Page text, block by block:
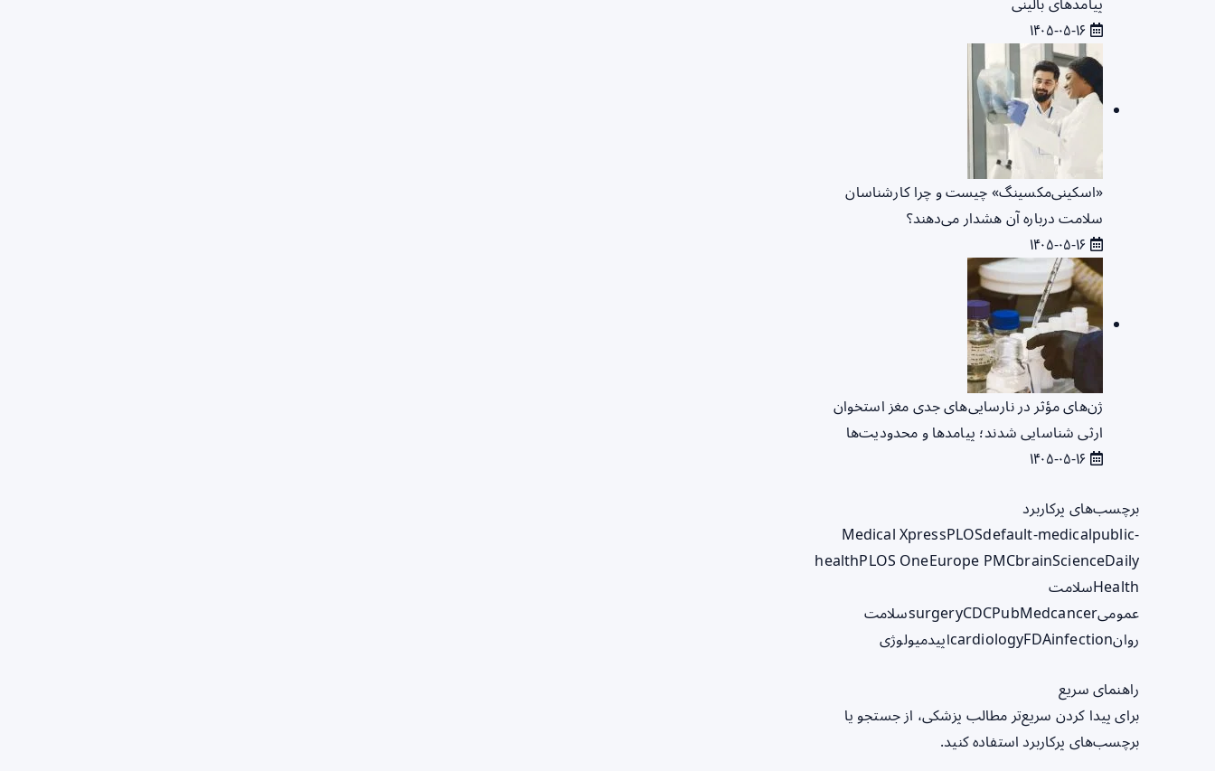
«اسکینی‌مکسینگ» چیست و چرا کارشناسان
سلامت درباره آن هشدار می‌دهند؟
ژن‌های مؤثر در نارسایی‌های جدی مغز استخوان
ارثی شناسایی شدند؛ پیامدها و محدودیت‌ها
برچسب‌های پرکاربرد
Medical XpressPLOSdefault-medicalpublic-
healthPLOS OneEurope PMCbrainScienceDaily
Healthسلامت
عمومی
surgeryCDCPubMedcancer
سلامت
روان
cardiologyFDAinfection اپیدمیولوژی
راهنمای سریع
برای پیدا کردن سریع‌تر مطالب پزشکی، از جستجو یا
برچسب‌های پرکاربرد استفاده کنید.